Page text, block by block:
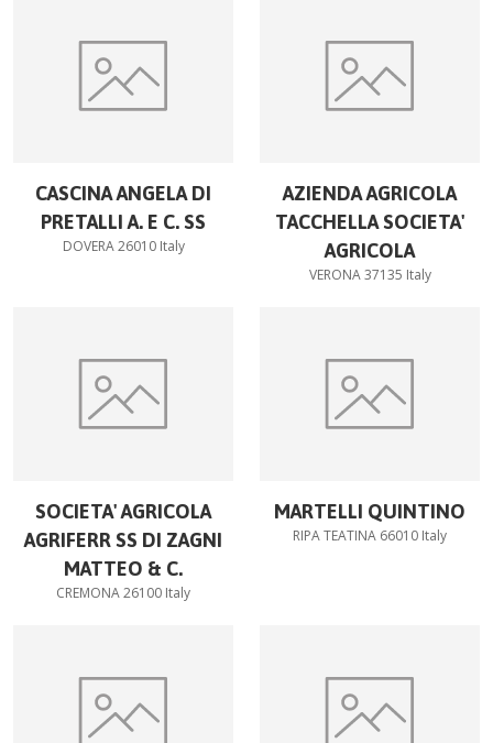
CASCINA ANGELA DI
PRETALLI A. E C. SS
DOVERA 26010 Italy
AZIENDA AGRICOLA
TACCHELLA SOCIETA'
AGRICOLA
VERONA 37135 Italy
SOCIETA' AGRICOLA
AGRIFERR SS DI ZAGNI
MATTEO & C.
CREMONA 26100 Italy
MARTELLI QUINTINO
RIPA TEATINA 66010 Italy